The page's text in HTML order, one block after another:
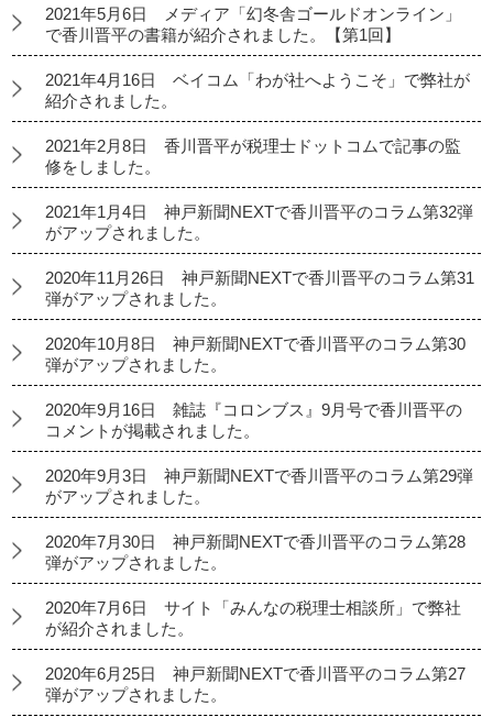
2021年5月6日 メディア「幻冬舎ゴールドオンライン」
で香川晋平の書籍が紹介されました。【第1回】
2021年4月16日 ベイコム「わが社へようこそ」で弊社が
紹介されました。
2021年2月8日 香川晋平が税理士ドットコムで記事の監
修をしました。
2021年1月4日 神戸新聞NEXTで香川晋平のコラム第32弾
がアップされました。
2020年11月26日 神戸新聞NEXTで香川晋平のコラム第31
弾がアップされました。
2020年10月8日 神戸新聞NEXTで香川晋平のコラム第30
弾がアップされました。
2020年9月16日 雑誌『コロンブス』9月号で香川晋平の
コメントが掲載されました。
2020年9月3日 神戸新聞NEXTで香川晋平のコラム第29弾
がアップされました。
2020年7月30日 神戸新聞NEXTで香川晋平のコラム第28
弾がアップされました。
2020年7月6日 サイト「みんなの税理士相談所」で弊社
が紹介されました。
2020年6月25日 神戸新聞NEXTで香川晋平のコラム第27
弾がアップされました。